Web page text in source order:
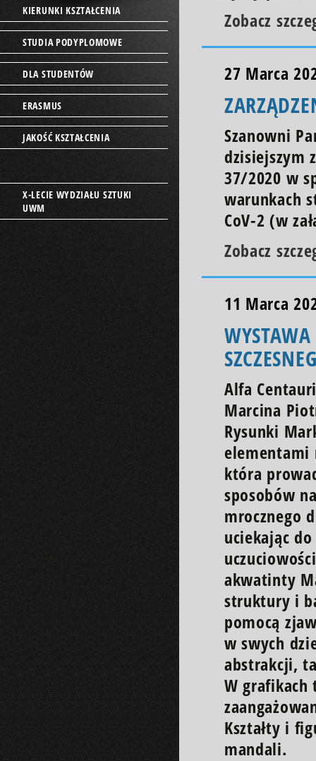
KIERUNKI KSZTAŁCENIA
STUDIA PODYPLOMOWE
DLA STUDENTÓW
ERASMUS
JAKOŚĆ KSZTAŁCENIA
X-LECIE WYDZIAŁU SZTUKI
UWM
Zobacz
27 Marca
Szanowni
dzisiejszym
37/2020 w
warunkach
CoV-2 (w
Zobacz
11 Marca
Alfa
Marcina
Rysunki
elementami
która
sposobów
mrocznego
uciekając
akwatinty
struktury i
pomocą
w swych
abstrakcji,
W grafikach
Kształty i
mandali.